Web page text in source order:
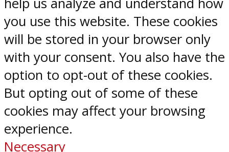
you use this website. These cookies
will be stored in your browser only
with your consent. You also have the
option to opt-out of these cookies.
But opting out of some of these
cookies may affect your browsing
experience.
Necessary